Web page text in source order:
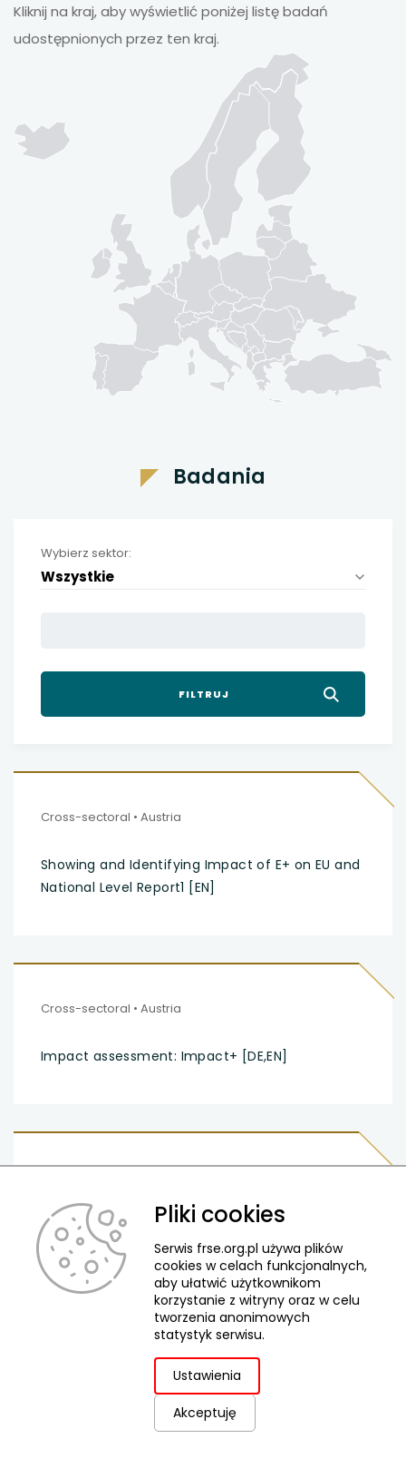
Kliknij na kraj, aby wyświetlić poniżej listę badań
udostępnionych przez ten kraj.
Badania
Wybierz sektor:
Wszystkie
Cross-sectoral Austria
Showing and Identifying Impact of E+ on EU and
National Level Report1 [EN]
Cross-sectoral Austria
Impact assessment: Impact+ [DE,EN]
Nachhaltige Nutzung europäischer
Projektergebnisse. Thematisches Monitoring der
Nationalagentur Erasmus+ Bildung [DE]
Austria
Pliki cookies
Serwis frse.org.pl używa plików
cookies w celach funkcjonalnych,
aby ułatwić użytkownikom
korzystanie z witryny oraz w celu
tworzenia anonimowych
statystyk serwisu.
Ustawienia
Akceptuję